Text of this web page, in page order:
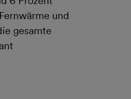
und
gesamte